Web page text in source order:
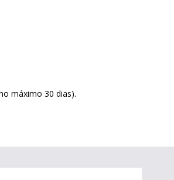
máximo 30 dias).